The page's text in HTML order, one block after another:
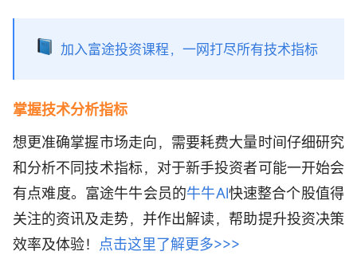
加入富途投资课程，一网打尽所有技术指标
掌握技术分析指标
想更准确掌握市场走向，需要耗费大量时间仔细研究
和分析不同技术指标，对于新手投资者可能一开始会
有点难度。富途牛牛会员的牛牛AI快速整合个股值得
关注的资讯及走势，并作出解读，帮助提升投资决策
效率及体验！ 点击这里了解更多>>>